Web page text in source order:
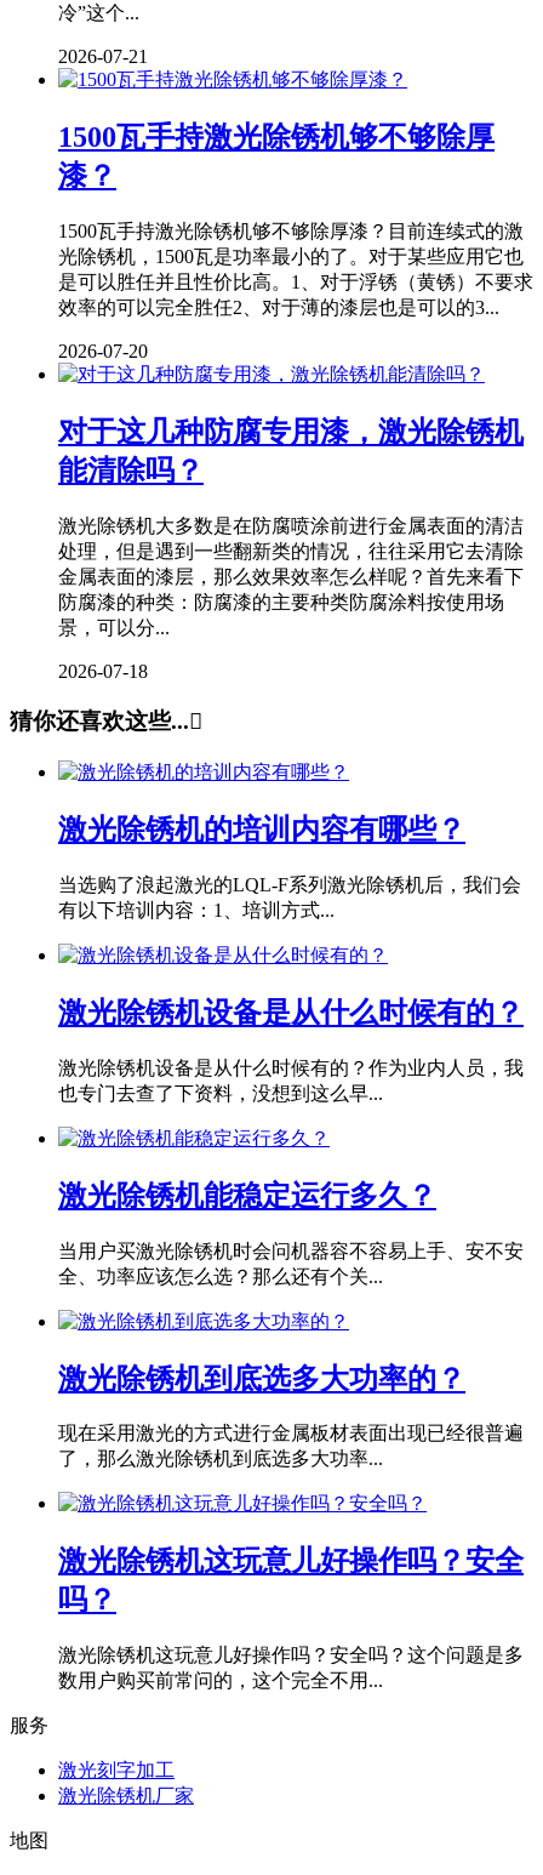
冷”这个...
2026-07-21
1500瓦手持激光除锈机够不够除厚
漆？
1500瓦手持激光除锈机够不够除厚漆？目前连续式的激
光除锈机，1500瓦是功率最小的了。对于某些应用它也
是可以胜任并且性价比高。1、对于浮锈（黄锈）不要求
效率的可以完全胜任2、对于薄的漆层也是可以的3...
2026-07-20
对于这几种防腐专用漆，激光除锈机
能清除吗？
激光除锈机大多数是在防腐喷涂前进行金属表面的清洁
处理，但是遇到一些翻新类的情况，往往采用它去清除
金属表面的漆层，那么效果效率怎么样呢？首先来看下
防腐漆的种类：防腐漆的主要种类防腐涂料按使用场
景，可以分...
2026-07-18
猜你还喜欢这些...
激光除锈机的培训内容有哪些？
当选购了浪起激光的LQL-F系列激光除锈机后，我们会
有以下培训内容：1、培训方式...
激光除锈机设备是从什么时候有的？
激光除锈机设备是从什么时候有的？作为业内人员，我
也专门去查了下资料，没想到这么早...
激光除锈机能稳定运行多久？
当用户买激光除锈机时会问机器容不容易上手、安不安
全、功率应该怎么选？那么还有个关...
激光除锈机到底选多大功率的？
现在采用激光的方式进行金属板材表面出现已经很普遍
了，那么激光除锈机到底选多大功率...
激光除锈机这玩意儿好操作吗？安全
吗？
激光除锈机这玩意儿好操作吗？安全吗？这个问题是多
数用户购买前常问的，这个完全不用...
服务
激光刻字加工
激光除锈机厂家
地图